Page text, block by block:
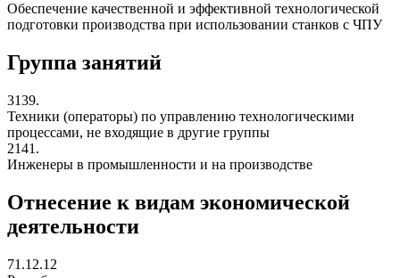
Обеспечение качественной и эффективной технологической
подготовки производства при использовании станков с ЧПУ
Группа занятий
3139.
Техники (операторы) по управлению технологическими
процессами, не входящие в другие группы
2141.
Инженеры в промышленности и на производстве
Отнесение к видам экономической
деятельности
71.12.12